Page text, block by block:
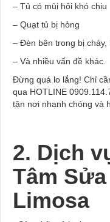
– Tủ có mùi hôi khó chịu
– Quạt tủ bị hỏng
– Đèn bên trong bị cháy,
– Và nhiều vấn đề khác.
Đừng quá lo lắng! Chỉ
qua HOTLINE
tận nơi nhanh chóng và
2. Dịch
Tâm
Limosa